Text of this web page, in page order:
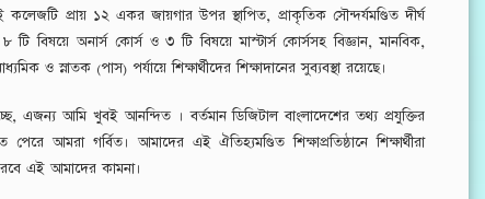
কলেজটি প্রায় ১২ একর জায়গার উপর স্থাপিত, প্রাকৃতিক সৌন্দর্যমণ্ডিতদীর্ঘ
৮ টি বিষয়ে অনার্স কোর্স ও ৩ টি বিষয়ে মাস্টার্স কোর্সসহ বিজ্ঞান, মানবিক,
ও স্নাতক (পাস) পর্যায়ে শিক্ষার্থীদের শিক্ষাদানের সুব্যবস্থা রয়েছে।
এজন্য আমি খুবই আনন্দিত । বর্তমান ডিজিটাল বাংলাদেশের তথ্য প্রযুক্তির
আমরা গর্বিত। আমাদের এই ঐতিহ্যমণ্ডিত শিক্ষাপ্রতিষ্ঠানে শিক্ষার্থীরা
এই আমাদের কামনা।